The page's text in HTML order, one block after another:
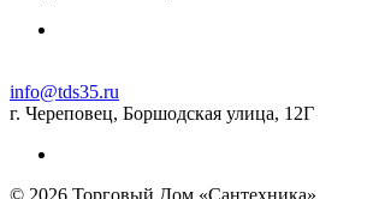
info@tds35.ru
г. Череповец, Боршодская улица, 12Г
© 2026 Торговый Дом «Сантехника»